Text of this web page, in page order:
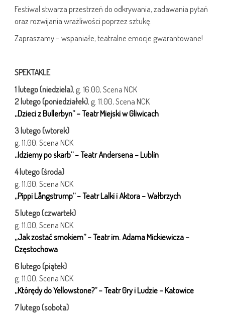
Festiwal stwarza przestrzeń do odkrywania, zadawania pytań
oraz rozwijania wrażliwości poprzez sztukę.
Zapraszamy – wspaniałe, teatralne emocje gwarantowane!
SPEKTAKLE
1 lutego (niedziela), g. 16.00, Scena NCK
2 lutego (poniedziałek), g. 11.00, Scena NCK
„Dzieci z Bullerbyn” – Teatr Miejski w Gliwicach
3 lutego (wtorek)
g. 11.00, Scena NCK
„Idziemy po skarb” – Teatr Andersena – Lublin
4 lutego (środa)
g. 11.00, Scena NCK
„Pippi Långstrump” – Teatr Lalki i Aktora – Wałbrzych
5 lutego (czwartek)
g. 11.00, Scena NCK
„Jak zostać smokiem” – Teatr im. Adama Mickiewicza –
Częstochowa
6 lutego (piątek)
g. 11.00, Scena NCK
„Którędy do Yellowstone?” – Teatr Gry i Ludzie – Katowice
7 lutego (sobota)